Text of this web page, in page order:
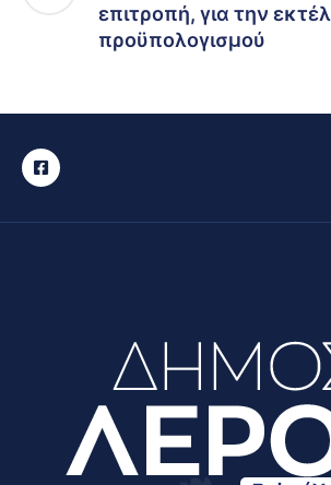
επιτροπή, για την
προϋπολογισμού